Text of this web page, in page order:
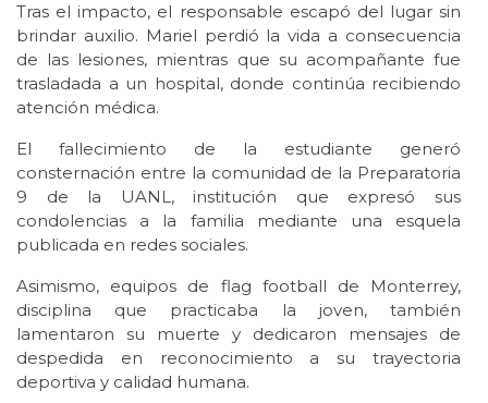
Tras el impacto, el responsable escapó del lugar sin
brindar auxilio. Mariel perdió la vida a consecuencia
de las lesiones, mientras que su acompañante fue
trasladada a un hospital, donde continúa recibiendo
atención médica.
El fallecimiento de la estudiante generó
consternación entre la comunidad de la Preparatoria
9 de la UANL, institución que expresó sus
condolencias a la familia mediante una esquela
publicada en redes sociales.
Asimismo, equipos de flag football de Monterrey,
disciplina que practicaba la joven, también
lamentaron su muerte y dedicaron mensajes de
despedida en reconocimiento a su trayectoria
deportiva y calidad humana.